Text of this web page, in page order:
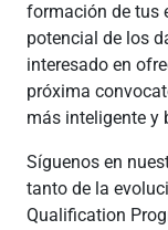
formación de tus
potencial de los
interesado en
próxima
más inteligente y
Síguenos en
tanto de la
Qualification